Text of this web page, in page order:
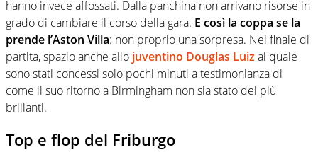
hanno invece affossati. Dalla panchina non arrivano risorse in
grado di cambiare il corso della gara. E così la coppa se la
prende l’Aston Villa: non proprio una sorpresa. Nel finale di
partita, spazio anche allo juventino Douglas Luiz al quale
sono stati concessi solo pochi minuti a testimonianza di
come il suo ritorno a Birmingham non sia stato dei più
brillanti.
Top e flop del Friburgo